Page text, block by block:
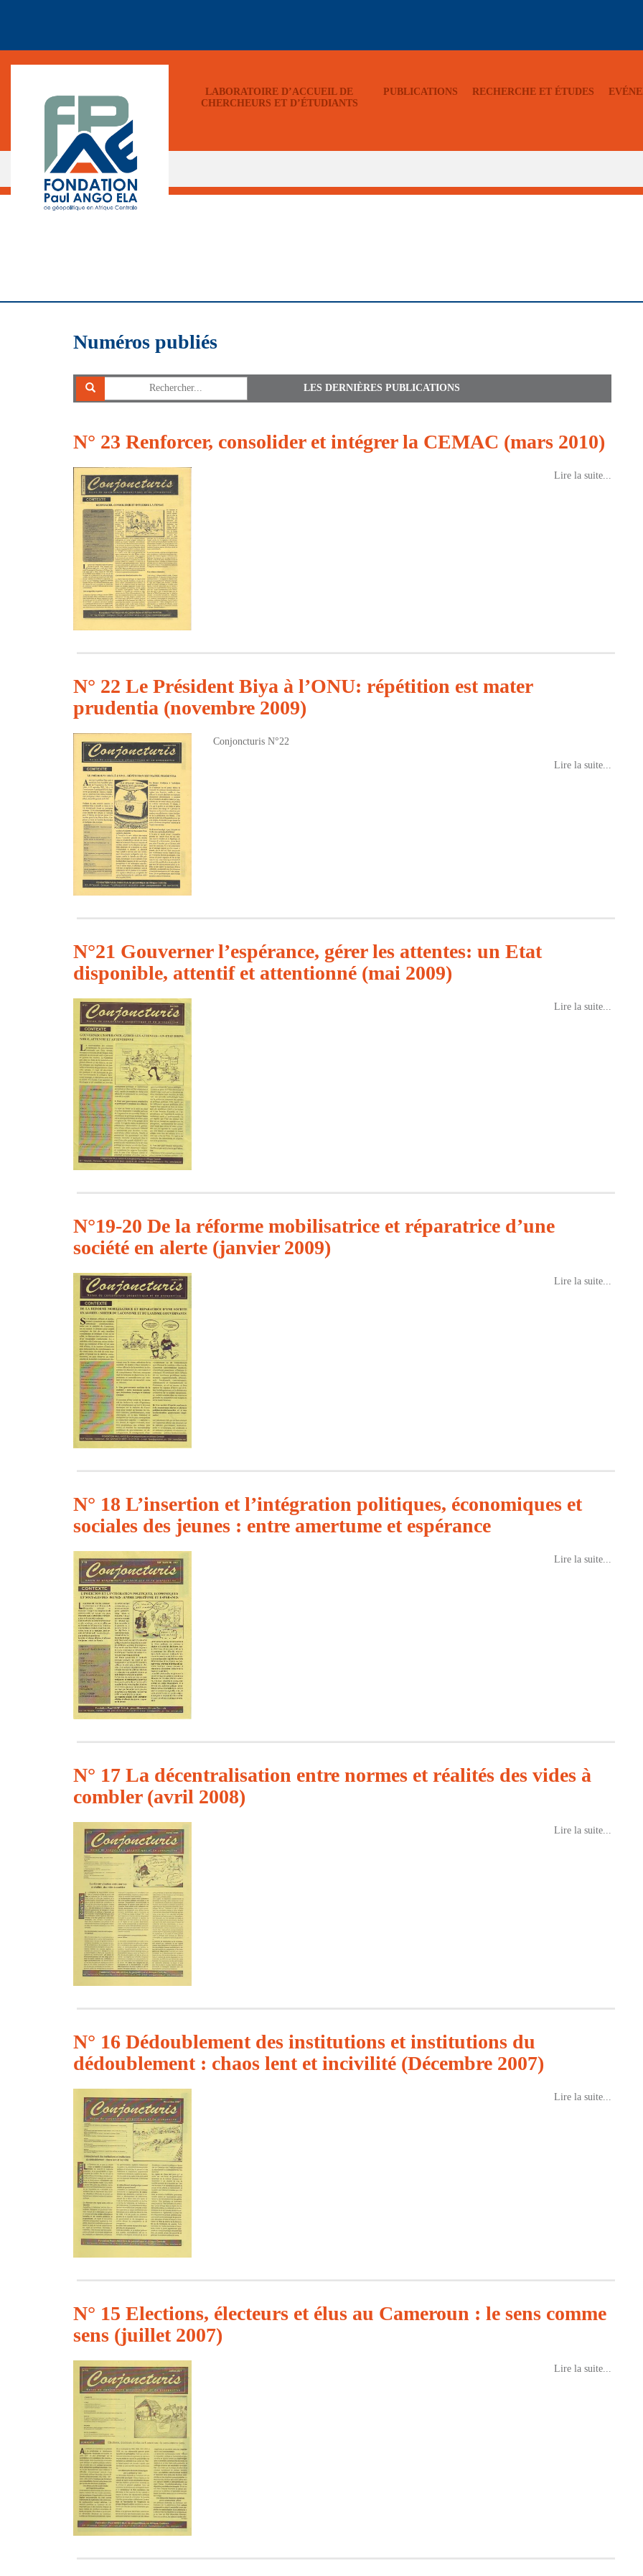
LABORATOIRE D’ACCUEIL DE
CHERCHEURS ET D’ÉTUDIANTS
PUBLICATIONS RECHERCHE ET ÉTUDES
Numéros publiés
LES DERNIÈRES PUBLICATIONS
N° 23 Renforcer, consolider et intégrer la CEMAC (mars 2010)
Lire la suite...
N° 22 Le Président Biya à l’ONU: répétition est mater
prudentia (novembre 2009)
Conjoncturis N°22
Lire la suite...
N°21 Gouverner l’espérance, gérer les attentes: un Etat
disponible, attentif et attentionné (mai 2009)
Lire la suite...
N°19-20 De la réforme mobilisatrice et réparatrice d’une
société en alerte (janvier 2009)
Lire la suite...
N° 18 L’insertion et l’intégration politiques, économiques et
sociales des jeunes : entre amertume et espérance
Lire la suite...
N° 17 La décentralisation entre normes et réalités des vides à
combler (avril 2008)
Lire la suite...
N° 16 Dédoublement des institutions et institutions du
dédoublement : chaos lent et incivilité (Décembre 2007)
Lire la suite...
N° 15 Elections, électeurs et élus au Cameroun : le sens comme
sens (juillet 2007)
Lire la suite...